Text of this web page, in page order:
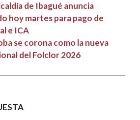
de Ibagué anuncia
hoy martes para pago de
e ICA
se corona como la nueva
del Folclor 2026